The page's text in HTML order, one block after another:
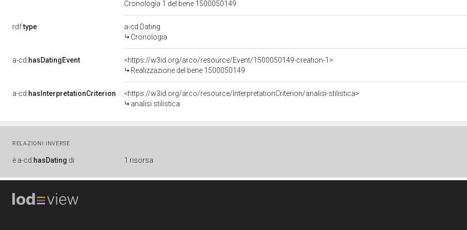
Cronologia 1 del bene 1500050149
rdf:type
a-cd:Dating
Cronologia
a-cd:hasDatingEvent
<https://w3id.org/arco/resource/Event/1500050149-creation-1>
Realizzazione del bene 1500050149
a-cd:hasInterpretationCriterion
<https://w3id.org/arco/resource/InterpretationCriterion/analisi-stilistica>
analisi stilistica
RELAZIONI INVERSE
è a-cd:hasDating di 1 risorsa